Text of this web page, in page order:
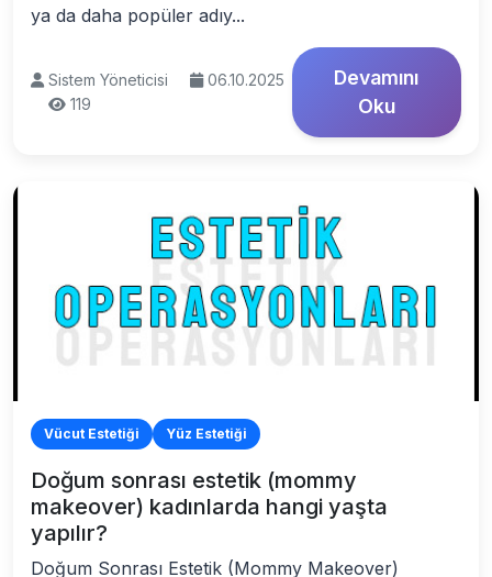
ya da daha popüler adıy...
Sistem Yöneticisi
06.10.2025
119
Devamını
Oku
Vücut Estetiği Yüz Estetiği
Doğum sonrası estetik (mommy
makeover) kadınlarda hangi yaşta
yapılır?
Doğum Sonrası Estetik (Mommy Makeover)